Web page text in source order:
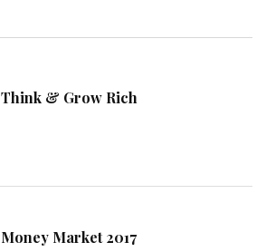
Think & Grow Rich
Money Market 2017